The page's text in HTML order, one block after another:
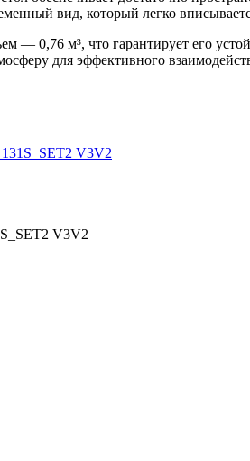
вид, который легко
— 0,76 м³, что гарантирует его
для эффективного
V3V2
V3V2